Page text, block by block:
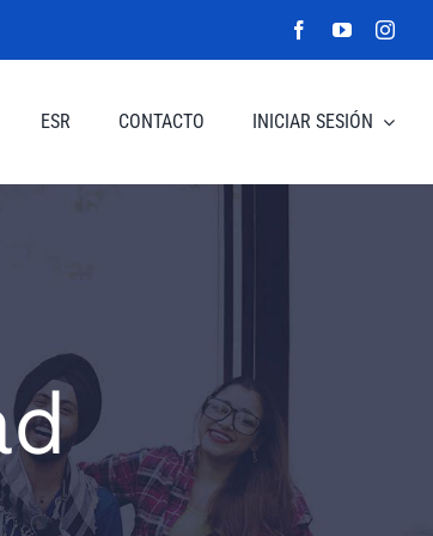
ESR CONTACTO INICIAR SESIÓN